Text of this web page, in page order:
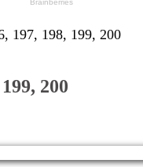
197, 198, 199, 200
200